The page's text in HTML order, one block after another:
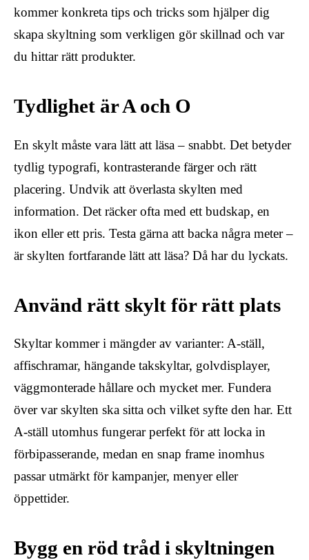
kommer konkreta tips och tricks som hjälper dig
skapa skyltning som verkligen gör skillnad och var
du hittar rätt produkter.
Tydlighet är A och O
En skylt måste vara lätt att läsa – snabbt. Det betyder
tydlig typografi, kontrasterande färger och rätt
placering. Undvik att överlasta skylten med
information. Det räcker ofta med ett budskap, en
ikon eller ett pris. Testa gärna att backa några meter –
är skylten fortfarande lätt att läsa? Då har du lyckats.
Använd rätt skylt för rätt plats
Skyltar kommer i mängder av varianter: A-ställ,
affischramar, hängande takskyltar, golvdisplayer,
väggmonterade hållare och mycket mer. Fundera
över var skylten ska sitta och vilket syfte den har. Ett
A-ställ utomhus fungerar perfekt för att locka in
förbipasserande, medan en snap frame inomhus
passar utmärkt för kampanjer, menyer eller
öppettider.
Bygg en röd tråd i skyltningen